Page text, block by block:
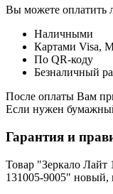
Вы можете оплатить
Наличными
Картами Visa,
По QR-коду
Безналичный
После оплаты Вам
Если нужен
Гарантия и
Товар "Зеркало
131005-9005" новый,